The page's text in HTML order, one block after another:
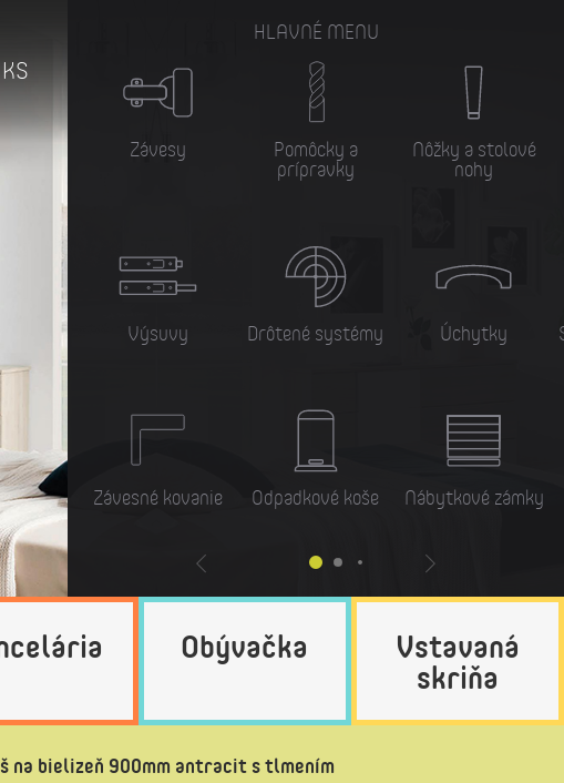
HLAVNÉ MENU
Závesy
Výsuvy
Závesné kovanie
Pomôcky a
prípravky
Drôtené systémy
Odpadkové koše
Nôžky a stolové
nohy
Úchytky
Nábytkové zámky
Obývačka Vstavaná
skriňa
na bielizeň 900mm antracit s tlmením